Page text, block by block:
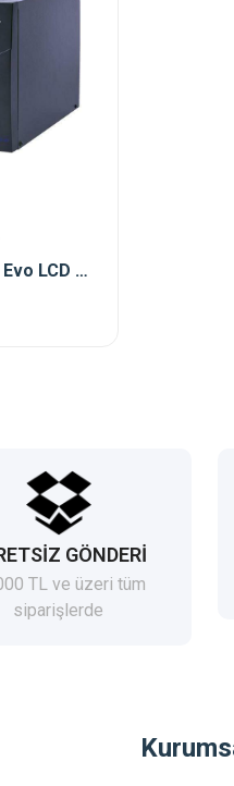
İnform Sinus Evo LCD 1 Kva 5-12 Dk Kesintisiz Güç Kaynağı
GÖNDERİ
TL ve üzeri tüm
siparişlerde